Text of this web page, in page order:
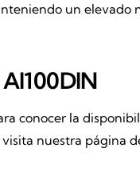
un
conocer la
nuestra página